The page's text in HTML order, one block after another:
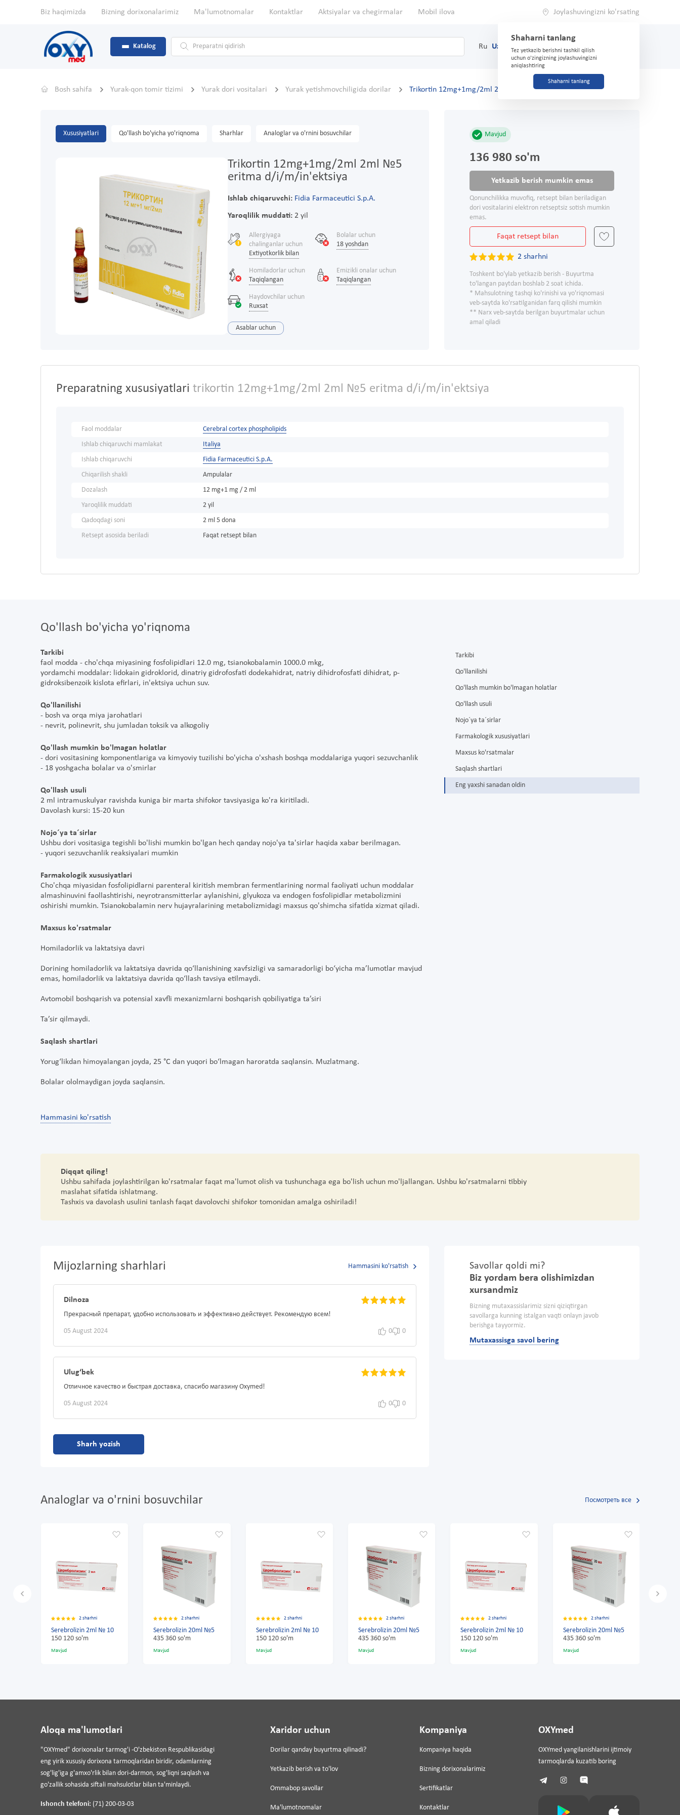
Biz haqimizda Bizning dorixonalarimiz Ma'lumotnomalar Kontaktlar Aktsiyalar va chegirmalar Mobil ilova Joylashuvingizni ko'rsating
Shaharni tanlang
Tez yetkazib berishni tashkil qilish
uchun o'zingizning joylashuvingizni
aniqlashtiring
Shaharni tanlang
Katalog Ru Uz (71) 200-03-03
Bosh sahifa Yurak-qon tomir tizimi Yurak dori vositalari Yurak yetishmovchiligida dorilar Trikortin 12mg+1mg/2ml 2ml №5 eritma d/i/m/in'ektsiya
Xususiyatlari Qo'llash bo'yicha yo'riqnoma Sharhlar Analoglar va o'rnini bosuvchilar
Trikortin 12mg+1mg/2ml 2ml №5
eritma d/i/m/in'ektsiya
Ishlab chiqaruvchi: Fidia Farmaceutici S.p.A.
Yaroqlilik muddati:2 yil
Allergiyaga
chalinganlar uchun
Extiyotkorlik bilan
Bolalar uchun
18 yoshdan
Homiladorlar uchun
Taqiqlangan
Emizikli onalar uchun
Taqiqlangan
Haydovchilar uchun
Ruxsat
Asablar uchun
Mavjud
136 980 so'm
Yetkazib berish mumkin emas
Qonunchilikka muvofiq, retsept bilan beriladigan
dori vositalarini elektron retseptsiz sotish mumkin
emas.
Faqat retsept bilan
2 sharhni
Toshkent bo'ylab yetkazib berish - Buyurtma
to'langan paytdan boshlab 2 soat ichida.
* Mahsulotning tashqi ko'rinishi va yo'riqnomasi
veb-saytda ko'rsatilganidan farq qilishi mumkin
** Narx veb-saytda berilgan buyurtmalar uchun
amal qiladi
Preparatning xususiyatlari trikortin 12mg+1mg/2ml 2ml №5 eritma d/i/m/in'ektsiya
Faol moddalar
Cerebral cortex phospholipids
Ishlab chiqaruvchi mamlakat
Italiya
Ishlab chiqaruvchi
Fidia Farmaceutici S.p.A.
Chiqarilish shakli
Ampulalar
Dozalash
12 mg+1 mg / 2 ml
Yaroqlilik muddati
2 yil
Qadoqdagi soni
2 ml 5 dona
Retsept asosida beriladi
Faqat retsept bilan
Qo'llash bo'yicha yo'riqnoma
Tarkibi
faol modda - cho'chqa miyasining fosfolipidlari 12.0 mg, tsianokobalamin 1000.0 mkg,
yordamchi moddalar: lidokain gidroklorid, dinatriy gidrofosfati dodekahidrat, natriy dihidrofosfati dihidrat, p-
gidroksibenzoik kislota efirlari, in'ektsiya uchun suv.
Qo'llanilishi
- bosh va orqa miya jarohatlari
- nevrit, polinevrit, shu jumladan toksik va alkogoliy
Qo'llash mumkin bo'lmagan holatlar
- dori vositasining komponentlariga va kimyoviy tuzilishi bo'yicha o'xshash boshqa moddalariga yuqori sezuvchanlik
- 18 yoshgacha bolalar va o'smirlar
Qo'llash usuli
2 ml intramuskulyar ravishda kuniga bir marta shifokor tavsiyasiga ko'ra kiritiladi.
Davolash kursi: 15-20 kun
Nojo´ya ta´sirlar
Ushbu dori vositasiga tegishli bo'lishi mumkin bo'lgan hech qanday nojo'ya ta'sirlar haqida xabar berilmagan.
- yuqori sezuvchanlik reaksiyalari mumkin
Farmakologik xususiyatlari
Cho'chqa miyasidan fosfolipidlarni parenteral kiritish membran fermentlarining normal faoliyati uchun moddalar
almashinuvini faollashtirishi, neyrotransmitterlar aylanishini, glyukoza va endogen fosfolipidlar metabolizmini
oshirishi mumkin. Tsianokobalamin nerv hujayralarining metabolizmidagi maxsus qo'shimcha sifatida xizmat qiladi.
Maxsus ko'rsatmalar
Homiladorlik va laktatsiya davri
Dorining homiladorlik va laktatsiya davrida qo‘llanishining xavfsizligi va samaradorligi bo‘yicha ma’lumotlar mavjud
emas, homiladorlik va laktatsiya davrida qo‘llash tavsiya etilmaydi.
Avtomobil boshqarish va potensial xavfli mexanizmlarni boshqarish qobiliyatiga ta’siri
Ta’sir qilmaydi.
Saqlash shartlari
Yorug‘likdan himoyalangan joyda, 25 °C dan yuqori bo‘lmagan haroratda saqlansin. Muzlatmang.
Bolalar ololmaydigan joyda saqlansin.
Hammasini ko'rsatish
Tarkibi
Qo'llanilishi
Qo'llash mumkin bo'lmagan holatlar
Qo'llash usuli
Nojo´ya ta´sirlar
Farmakologik xususiyatlari
Maxsus ko'rsatmalar
Saqlash shartlari
Eng yaxshi sanadan oldin
Diqqat qiling!
Ushbu sahifada joylashtirilgan ko'rsatmalar faqat ma'lumot olish va tushunchaga ega bo'lish uchun mo'ljallangan. Ushbu ko'rsatmalarni tibbiy
maslahat sifatida ishlatmang.
Tashxis va davolash usulini tanlash faqat davolovchi shifokor tomonidan amalga oshiriladi!
Mijozlarning sharhlari Hammasini ko'rsatish
Dilnoza
Прекрасный препарат, удобно использовать и эффективно действует. Рекомендую всем!
05 August 2024 0 0
Ulugʻbek
Отличное качество и быстрая доставка, спасибо магазину Oxymed!
05 August 2024 0 0
Sharh yozish
Savollar qoldi mi?
Biz yordam bera olishimizdan
xursandmiz
Bizning mutaxassislarimiz sizni qiziqtirgan
savollarga kunning istalgan vaqti onlayn javob
berishga tayyormiz.
Mutaxassisga savol bering
Analoglar va o'rnini bosuvchilar Посмотреть все
Serebrolizin 20ml №5
435 360 so'm
Serebrolizin 2ml № 10
150 120 so'm
Serebrolizin 20ml №5
435 360 so'm
Serebrolizin 2ml № 10
150 120 so'm
Serebrolizin 20ml №5
435 360 so'm
Serebrolizin 2ml № 10
150 120 so'm
Aloqa ma'lumotlari
"OXYmed" dorixonalar tarmog'i -O'zbekiston Respublikasidagi
eng yirik xususiy dorixona tarmoqlaridan biridir, odamlarning
sog'lig'iga g'amxo'rlik bilan dori-darmon, sog'liqni saqlash va
go'zallik sohasida siftali mahsulotlar bilan ta'minlaydi.
Ishonch telefoni: (71) 200-03-03
Xaridor uchun
Dorilar qanday buyurtma qilinadi?
Yetkazib berish va to'lov
Ommabop savollar
Ma'lumotnomalar
Kompaniya
Kompaniya haqida
Bizning dorixonalarimiz
Sertifikatlar
Kontaktlar
OXYmed
OXYmed yangilanishlarini ijtimoiy
tarmoqlarda kuzatib boring